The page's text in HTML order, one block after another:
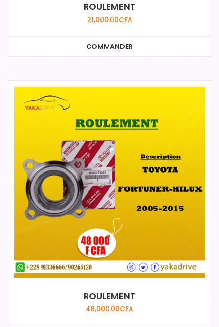
ROULEMENT
21,000.00CFA
COMMANDER
ROULEMENT
48,000.00CFA